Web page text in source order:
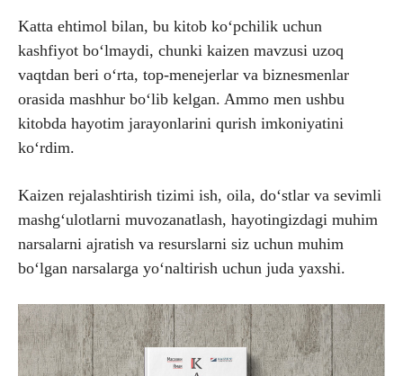
Katta ehtimol bilan, bu kitob ko‘pchilik uchun
kashfiyot bo‘lmaydi, chunki kaizen mavzusi uzoq
vaqtdan beri o‘rta, top-menejerlar va biznesmenlar
orasida mashhur bo‘lib kelgan. Ammo men ushbu
kitobda hayotim jarayonlarini qurish imkoniyatini
ko‘rdim.
Kaizen rejalashtirish tizimi ish, oila, do‘stlar va sevimli
mashg‘ulotlarni muvozanatlash, hayotingizdagi muhim
narsalarni ajratish va resurslarni siz uchun muhim
bo‘lgan narsalarga yo‘naltirish uchun juda yaxshi.